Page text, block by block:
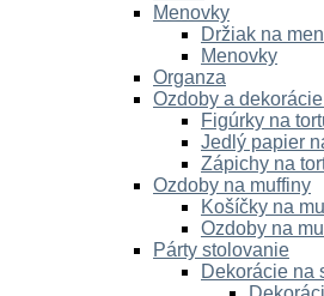
Menovky
Držiak na
Menovky
Organza
Ozdoby a
Figúrky na
Jedlý papier
Zápichy na
Ozdoby na muffiny
Košíčky na
Ozdoby na
Párty stolovanie
Dekorácie na